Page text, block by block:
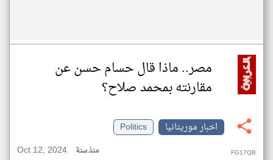
مصر.. ماذا قال حسام حسن عن
مقارنته بمحمد صلاح؟
اخبار موريتانيا
Politics
Oct 12, 2024
منذ سنة FG17QB